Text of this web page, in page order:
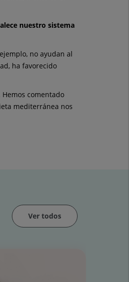
nuestro sistema
no ayudan al
ha favorecido
comentado
mediterránea nos
Ver todos